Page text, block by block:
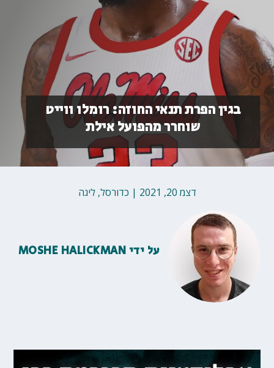
בגין הפרת תנאי החוזה: רומלו ווייט
שוחרר מהפועל אילת
דצמ 20, 2021 | כדורסל,ליגה
על ידי MOSHE HALICKMAN